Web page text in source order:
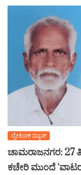
ಬ್ರೇಕಿಂಗ್ ನ್ಯೂಸ್
ಚಾಮರಾಜನಗರ: 27
ಕಚೇರಿ ಮುಂದೆ